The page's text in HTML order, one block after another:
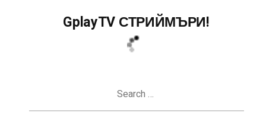
GplayTV СТРИЙМЪРИ!